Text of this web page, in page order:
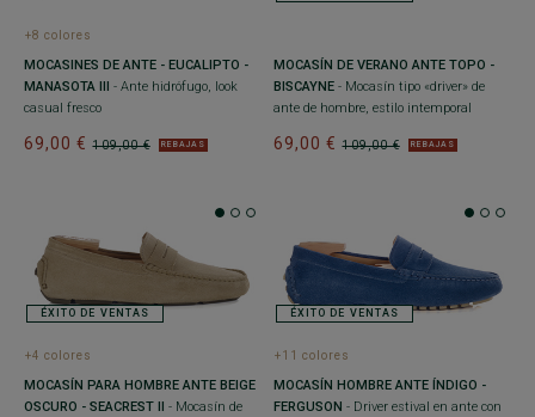
+8 colores
MOCASINES DE ANTE - EUCALIPTO -
MANASOTA III - Ante hidrófugo, look
casual fresco
109,00 €
69,00 € REBAJAS
MOCASÍN DE VERANO ANTE TOPO -
BISCAYNE - Mocasín tipo «driver» de
ante de hombre, estilo intemporal
109,00 €
69,00 € REBAJAS
ÉXITO DE VENTAS
+4 colores
MOCASÍN PARA HOMBRE ANTE BEIGE
OSCURO - SEACREST II - Mocasín de
ÉXITO DE VENTAS
+11 colores
MOCASÍN HOMBRE ANTE ÍNDIGO -
FERGUSON - Driver estival en ante con